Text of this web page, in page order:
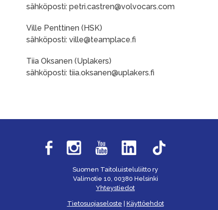
sähköposti: petri.castren@volvocars.com
Ville Penttinen (HSK)
sähköposti: ville@teamplace.fi
Tiia Oksanen (Uplakers)
sähköposti: tiia.oksanen@uplakers.fi
Suomen Taitoluisteluliitto ry
Valimotie 10, 00380 Helsinki
Yhteystiedot
Tietosuojaseloste Käyttöehdot